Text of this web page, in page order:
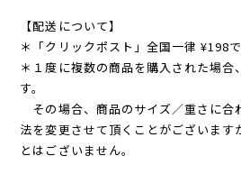
【配送について】
＊「クリックポスト」全国一律 ¥198で
＊１度に複数の商品を購入された場合
す。
その場合、商品のサイズ／重さに合
法を変更させて頂くことがございます
とはございません。